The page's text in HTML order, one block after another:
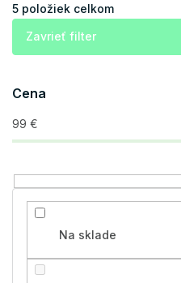
i
d
u
k
o
v
5 položiek celkom
Zavrieť filter
Cena
99 €
Na sklade